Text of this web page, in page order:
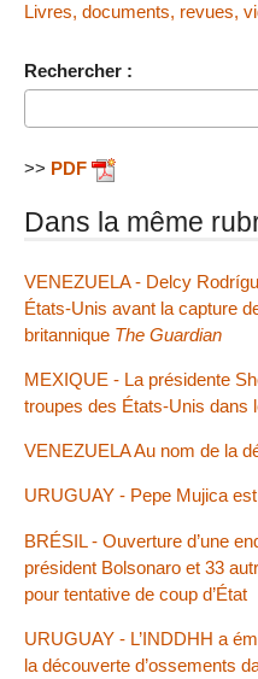
Livres, documents, revues,
Rechercher :
>> PDF
Dans la même
VENEZUELA - Delcy
États-Unis avant la capture
britannique The Guardian
MEXIQUE - La présidente
troupes des États-Unis dans
VENEZUELA Au nom de la
URUGUAY - Pepe Mujica
BRÉSIL - Ouverture d’une
président Bolsonaro et 33
pour tentative de coup d’État
URUGUAY - L’INDDHH a
la découverte d’ossements